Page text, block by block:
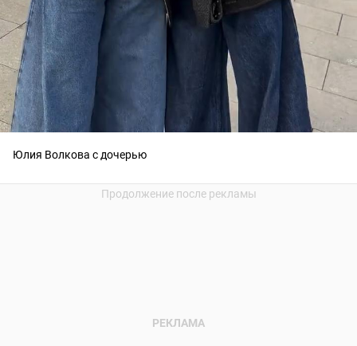
Юлия Волкова с дочерью